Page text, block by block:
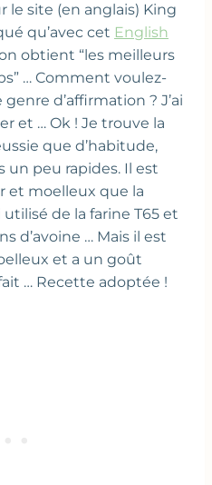
le site (en anglais) King
qu’avec cet English
obtient “les meilleurs
… Comment voulez-
d’affirmation ? J’ai
et … Ok ! Je trouve la
que d’habitude,
un peu rapides. Il est
et moelleux que la
utilisé de la farine T65 et
d’avoine … Mais il est
et a un goût
… Recette adoptée !